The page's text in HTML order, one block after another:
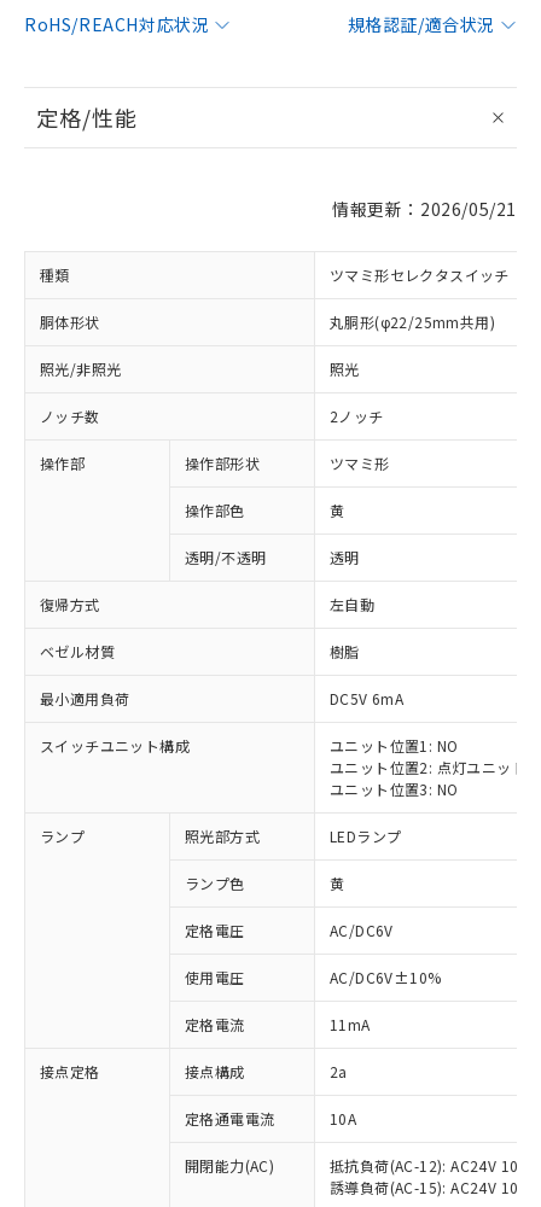
RoHS/REACH対応状況
規格認証/適合状況
定格/性能
情報更新：2026/05/21
種類 ツマミ形セレクタスイッチ
胴体形状 丸胴形(φ22/25mm共用)
照光/非照光 照光
ノッチ数 2ノッチ
操作部 操作部形状 ツマミ形
操作部色 黄
透明/不透明 透明
復帰方式 左自動
ベゼル材質 樹脂
最小適用負荷 DC5V 6mA
スイッチユニット構成
ユニット位置1: NO
ユニット位置2: 点灯ユニット
ユニット位置3: NO
ランプ 照光部方式 LEDランプ
ランプ色 黄
定格電圧 AC/DC6V
使用電圧 AC/DC6V±10%
定格電流 11mA
接点定格 接点構成 2a
定格通電電流 10A
開閉能力(AC)
抵抗負荷(AC-12): AC24V 10A/
誘導負荷(AC-15): AC24V
ご利用条件
以下の条件をお読みいただき、同意のうえ
ご利用ください。
本サービスは、当社制御機器事業取扱
商品の当社在庫状況および標準価格
(税抜)を提供させていただくもので
当社制御機器事業取扱商品の中には、
対応済み：EU RoHS指令（10物質）の
非含有に対応した製品が提供可能な商品で
対応予定：EU RoHS指令（10物質）の非含
有に対応した製品に切り替える予定のある
対応予定なし：EU RoHS指令（10物質）の
非含有に非対応の商品で、対応品を出す予
調査・確認中：EU RoHS指令（10物質）の
非含有の対応状況を調査中または確認中の
非該当品：ライセンス料など無形物で、有
害物質有無と関係のない商品です。
仕入先様の事情により、非含有部品として
「○」：最大均質材料含有率が中国RoHSの
基準値以下であることを示します。
「×」：最大均質材料含有率が中国RoHSの